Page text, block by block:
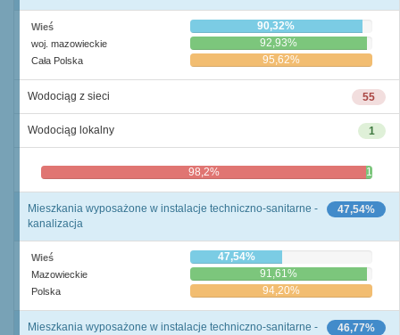
Wieś 90,32%
woj. mazowieckie 92,93%
Cała Polska 95,62%
55
Wodociąg z sieci
1
Wodociąg lokalny
98,2% 1,8%
47,54%
Mieszkania wyposażone w instalacje techniczno-sanitarne -
kanalizacja
Wieś 47,54%
Mazowieckie 91,61%
Polska 94,20%
46,77%
Mieszkania wyposażone w instalacje techniczno-sanitarne -